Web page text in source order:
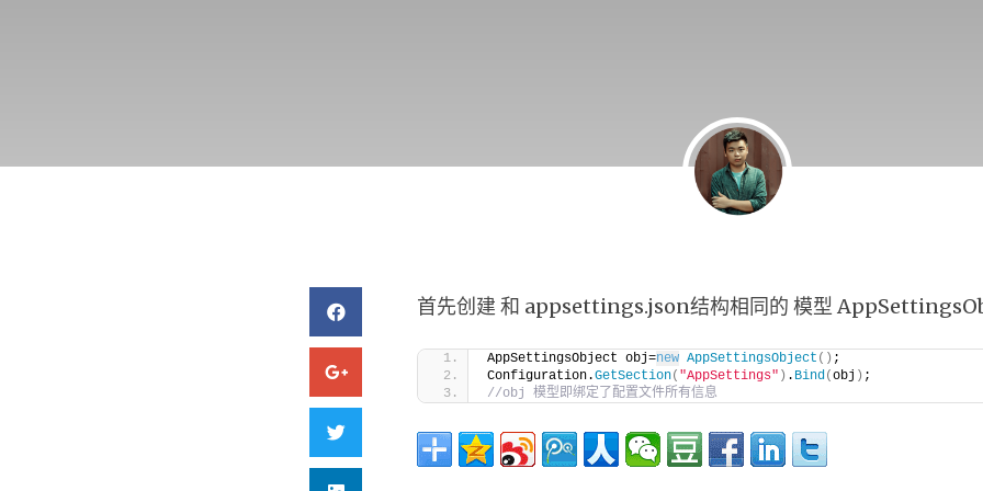
首先创建 和 appsettings.json结构相同的 模型
AppSettingsObject obj=new AppSettingsObject () ;
Configuration.GetSection( "AppSettings" ) . Bind(obj ) ;
//obj 模型即绑定了配置文件所有信息